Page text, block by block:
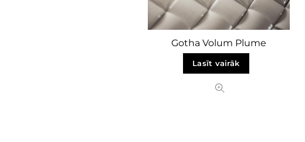
Gotha Volum Plume
Lasīt vairāk